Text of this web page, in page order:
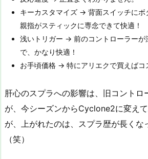
キーカスタマイズ → 背面スイッチにボ
親指がスティックに専念できて快適！
浅いトリガー → 前のコントローラーが
で、かなり快適！
お手頃価格 → 特にアリエクで買えばコ
肝心のスプラへの影響は、旧コントロ
が、今シーズンからCyclone2に変えて
が、上がれたのは、スプラ歴が長くな
（笑）